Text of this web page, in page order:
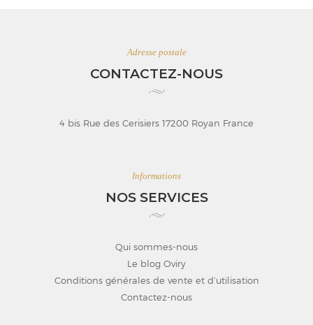
Adresse postale
CONTACTEZ-NOUS
4 bis Rue des Cerisiers 17200 Royan France
Informations
NOS SERVICES
Qui sommes-nous
Le blog Oviry
Conditions générales de vente et d’utilisation
Contactez-nous